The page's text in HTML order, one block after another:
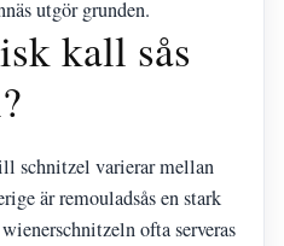
utgör grunden.
kall sås
schnitzel varierar mellan
är remouladsås en stark
ofta serveras